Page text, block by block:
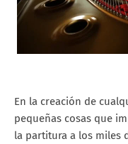
En la creación de
pequeñas cosas que
la partitura a los miles